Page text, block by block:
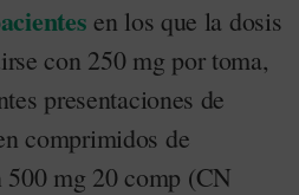
en los que la dosis
con 250 mg por toma,
presentaciones de
comprimidos de
mg 20 comp (CN